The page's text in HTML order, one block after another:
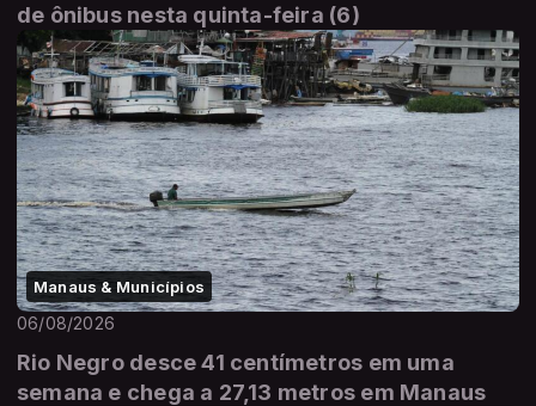
de ônibus nesta quinta-feira (6)
Manaus & Municípios
06/08/2026
Rio Negro desce 41 centímetros em uma
semana e chega a 27,13 metros em Manaus